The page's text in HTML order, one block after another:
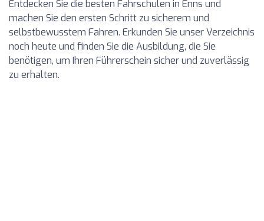
Entdecken Sie die besten Fahrschulen in Enns und
machen Sie den ersten Schritt zu sicherem und
selbstbewusstem Fahren. Erkunden Sie unser Verzeichnis
noch heute und finden Sie die Ausbildung, die Sie
benötigen, um Ihren Führerschein sicher und zuverlässig
zu erhalten.